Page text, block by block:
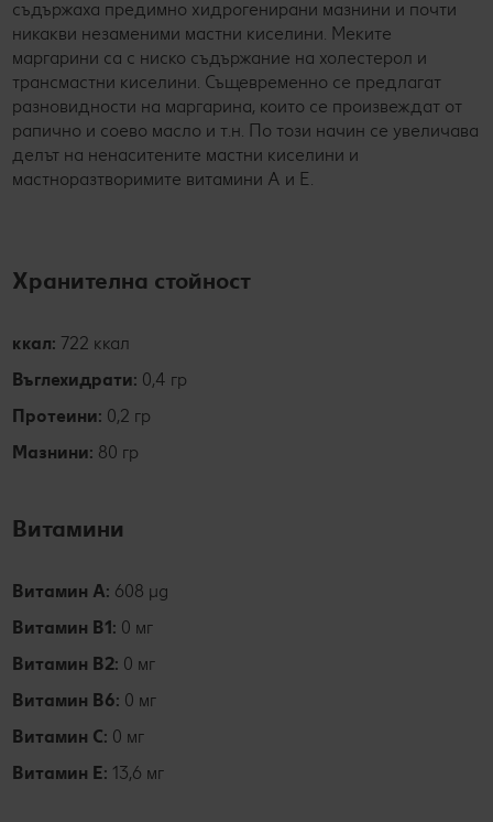
съдържаха предимно хидрогенирани мазнини и почти
никакви незаменими мастни киселини. Меките
маргарини са с ниско съдържание на холестерол и
трансмастни киселини. Същевременно се предлагат
разновидности на маргарина, които се произвеждат от
рапично и соево масло и т.н. По този начин се увеличава
делът на ненаситените мастни киселини и
мастноразтворимите витамини А и Е.
Хранителна стойност
ккал: 722 ккал
Въглехидрати: 0,4 гр
Протеини: 0,2 гр
Мазнини: 80 гр
Витамини
Витамин А: 608 µg
Витамин B1: 0 мг
Витамин В2: 0 мг
Витамин В6: 0 мг
Витамин С: 0 мг
Витамин Е: 13,6 мг